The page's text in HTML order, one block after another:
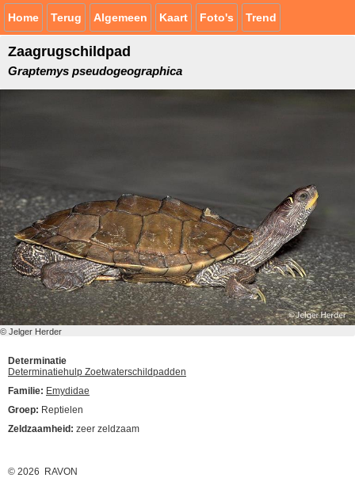
Home Terug Algemeen Kaart Foto's Trend
Zaagrugschildpad
Graptemys pseudogeographica
© Jelger Herder
Determinatie
Determinatiehulp Zoetwaterschildpadden
Familie: Emydidae
Groep: Reptielen
Zeldzaamheid: zeer zeldzaam
© 2026 RAVON